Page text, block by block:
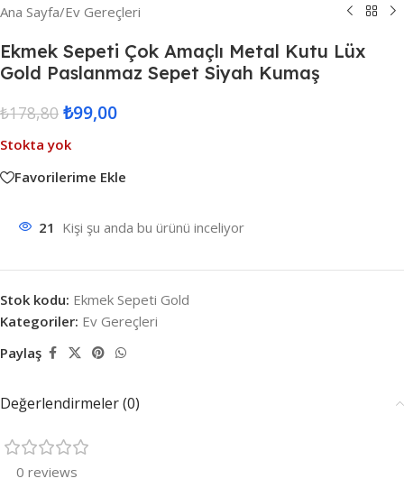
Ana Sayfa/Ev Gereçleri
Ekmek Sepeti Çok Amaçlı Metal Kutu Lüx
Gold Paslanmaz Sepet Siyah Kumaş
₺178,80 ₺99,00
Stokta yok
Favorilerime Ekle
21 Kişi şu anda bu ürünü inceliyor
Stok kodu: Ekmek Sepeti Gold
Kategoriler: Ev Gereçleri
Paylaş
Değerlendirmeler (0)
0 reviews